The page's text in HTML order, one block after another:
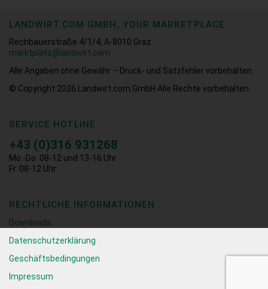
LANDWIRT.COM GMBH, YOUR MARKETPLACE
Rechbauerstraße 4/1/4, A-8010 Graz
marktplatz@landwirt.com
Alle Angaben ohne Gewähr – Druck- und Satzfehler vorbehalten.
© Copyright 2026 Landwirt.com GmbH Alle Rechte vorbehalten.
SERVICE HOTLINE
+43 (0)316 931268
Mo.-Do. 08-12 und 13-16 Uhr
Fr. 08-12 Uhr
RECHTLICHE INFORMATIONEN
Downloads
Datenschutzerklärung
Geschäftsbedingungen
Impressum